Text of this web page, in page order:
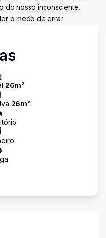
do nosso inconsciente,
o medo de errar.
26m²
26m²